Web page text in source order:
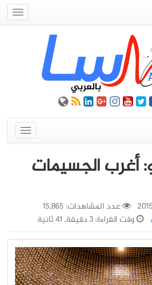
عرض
القائمة
أغرب الجسيمات
عدد المشاهدات: 15,865
وقت القراءة: 3 دقيقة, 41 ثانية